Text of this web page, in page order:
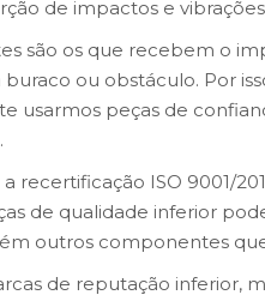
de impactos e
são os que recebem o
ou obstáculo. Por
usarmos peças de
recertificação ISO 9001/
de qualidade inferior
outros componentes
de reputação inferior,